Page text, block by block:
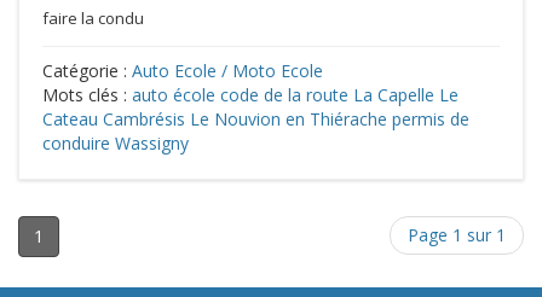
faire la condu
Catégorie : Auto Ecole / Moto Ecole
Mots clés : auto école code de la route La Capelle Le
Cateau Cambrésis Le Nouvion en Thiérache permis de
conduire Wassigny
1 Page 1 sur 1